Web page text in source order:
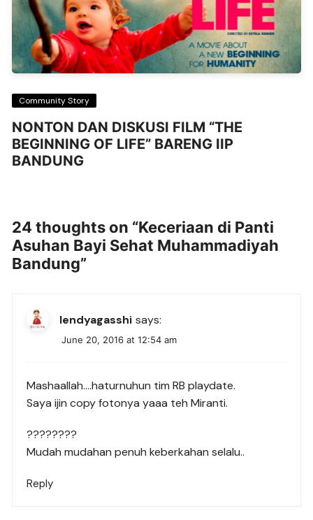
Community Story
NONTON DAN DISKUSI FILM “THE
BEGINNING OF LIFE” BARENG IIP
BANDUNG
24 thoughts on “Keceriaan di Panti
Asuhan Bayi Sehat Muhammadiyah
Bandung”
lendyagasshi says:
June 20, 2016 at 12:54 am
Mashaallah….haturnuhun tim RB playdate.
Saya ijin copy fotonya yaaa teh Miranti.
????????
Mudah mudahan penuh keberkahan selalu..
Reply